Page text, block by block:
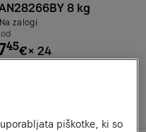
8 kg
Na zalogi
45€× 24
piškotke, ki so